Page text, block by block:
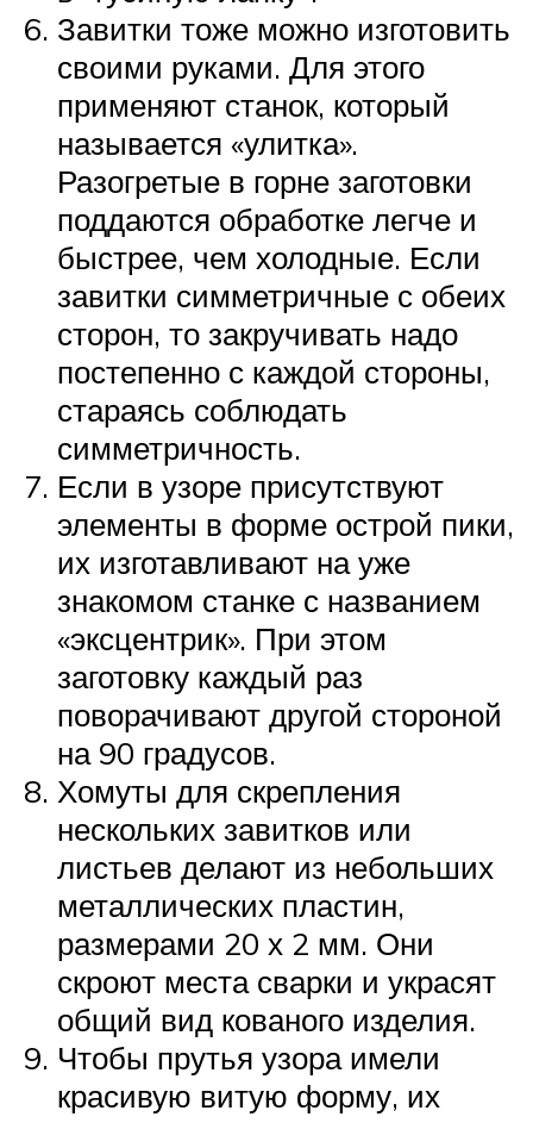
Завитки тоже можно изготовить
своими руками. Для этого
применяют станок, который
называется «улитка».
Разогретые в горне заготовки
поддаются обработке легче и
быстрее, чем холодные. Если
завитки симметричные с обеих
сторон, то закручивать надо
постепенно с каждой стороны,
стараясь соблюдать
симметричность.
Если в узоре присутствуют
элементы в форме острой пики,
их изготавливают на уже
знакомом станке с названием
«эксцентрик». При этом
заготовку каждый раз
поворачивают другой стороной
на 90 градусов.
Хомуты для скрепления
нескольких завитков или
листьев делают из небольших
металлических пластин,
размерами 20 х 2 мм. Они
скроют места сварки и украсят
общий вид кованого изделия.
Чтобы прутья узора имели
красивую витую форму, их